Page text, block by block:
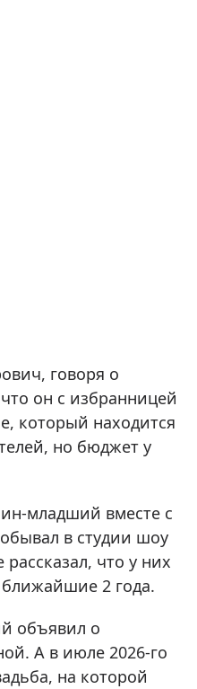
говоря о
он с избранницей
который находится
но бюджет у
младший вместе с
в студии шоу
рассказал, что у них
2 года.
объявил о
А в июле 2026-го
на которой